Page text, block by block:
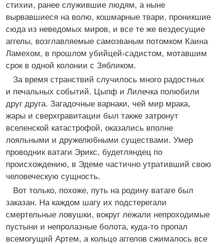
стихии, ранее служившие людям, а ныне
вырвавшиеся на волю, кошмарные твари, проникшие
сюда из неведомых миров, и все те же вездесущие
аггелы, возглавляемые самозваным потомком Каина
Ламехом, в прошлом убийцей-садистом, мотавшим
срок в одной колонии с Зябликом.
За время странствий случилось много радостных
и печальных событий. Цыпф и Лилечка полюбили
друг друга. Загадочные варнаки, чей мир мрака,
жары и сверхгравитации был также затронут
вселенской катастрофой, оказались вполне
лояльными и дружелюбными существами. Умер
проводник ватаги Эрикc, будетляндец по
происхождению, в Эдеме частично утративший свою
человеческую сущность.
Вот только, похоже, путь на родину ватаге был
заказан. На каждом шагу их подстерегали
смертельные ловушки, вокруг лежали непроходимые
пустыни и непролазные болота, куда-то пропал
всемогущий Артем, а кольцо аггелов сжималось все